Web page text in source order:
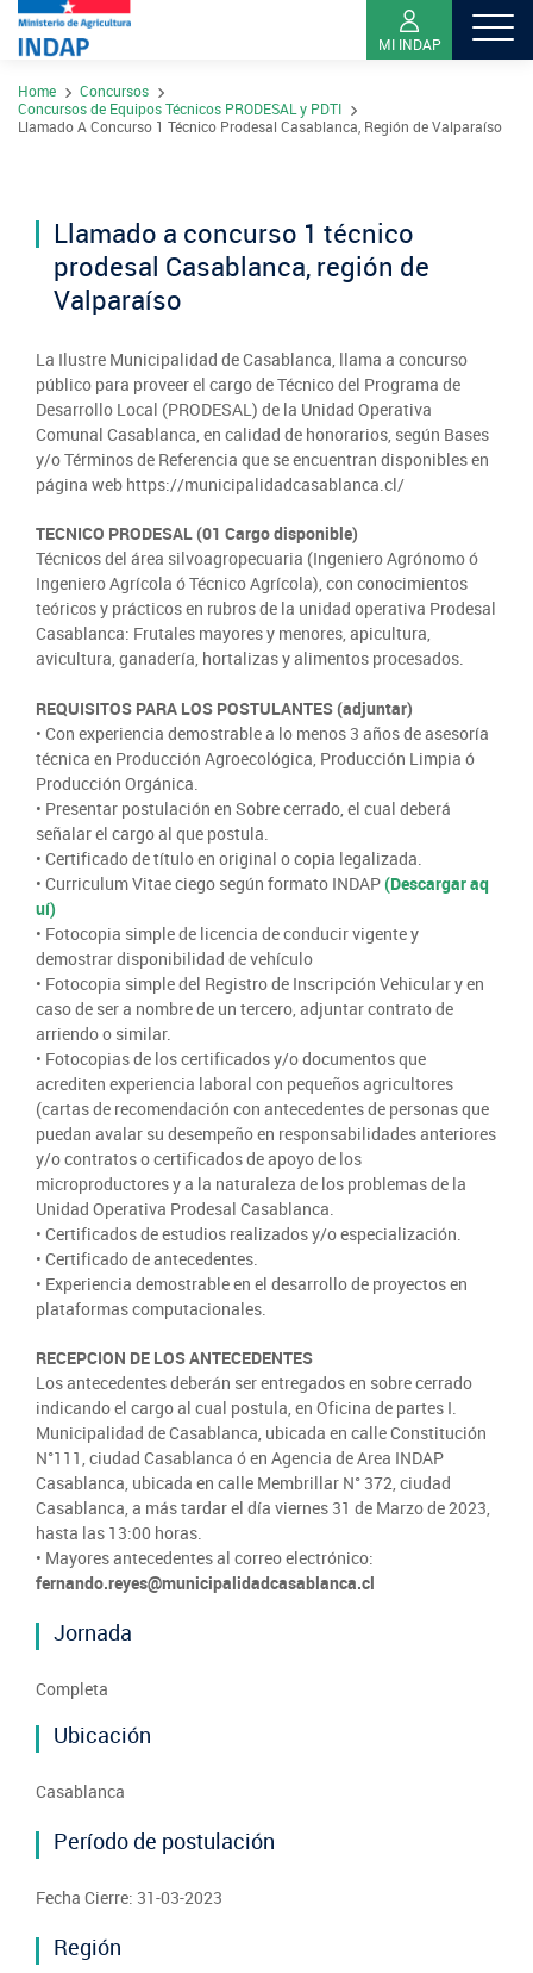
contenido
MI INDAP
Sobre INDAP
Sea usuario INDAP
Gestión y Presupuesto
Registro nacional SIRSD-S
Nómina consultores de Riego
Registro Ley 19.862
Oficina virtual de atención ciudadana
Indicadores de Gestión
Trabaje en INDAP
Programa Desarrollo Territorial Indígena
Programa de Asociatividad Económica
Programa Desarrollo Inversiones - PDI
Programa desarrollo local - Prodesal
Servicio de Asesoría Técnica - SAT
Programa de Alianzas Productivas
Crédito Corto Plazo
Ver todos los Programas
Concursos de Fomento
Red Tiendas Mundo Rural
Sello Manos Campesinas
Mercado Campesinos
Expomundorural
Turismo Rural
SIPAN
Sitios Regionales
Arica y Parinacota
Tarapacá
Antofagasta
Atacama
Coquimbo
Metropolitana
O'Higgins
Maule
Biobío
Los Ríos
Los Lagos
Aysén
Sala de Prensa
Noticias
Videos
Podcast
Seminarios
Biblioteca
Contacto de Prensa
Suscríbase a nuestras noticias
Videos
Podcast
Fotografía
Biblioteca
Nuestras Redes sociales
INDAP Agustinas 1465, Santiago de Chile
Teléfono:+56 2 2303 8000
Home
Concursos
Concursos de Equipos Técnicos PRODESAL y PDTI
Llamado A Concurso 1 Técnico Prodesal Casablanca, Región de Valparaíso
Llamado a concurso 1 técnico
prodesal Casablanca, región de
Valparaíso
La Ilustre Municipalidad de Casablanca, llama a concurso
público para proveer el cargo de Técnico del Programa de
Desarrollo Local (PRODESAL) de la Unidad Operativa
Comunal Casablanca, en calidad de honorarios, según Bases
y/o Términos de Referencia que se encuentran disponibles en
página web https://municipalidadcasablanca.cl/
TECNICO PRODESAL (01 Cargo disponible)
Técnicos del área silvoagropecuaria (Ingeniero Agrónomo ó
Ingeniero Agrícola ó Técnico Agrícola), con conocimientos
teóricos y prácticos en rubros de la unidad operativa Prodesal
Casablanca: Frutales mayores y menores, apicultura,
avicultura, ganadería, hortalizas y alimentos procesados.
REQUISITOS PARA LOS POSTULANTES (adjuntar)
• Con experiencia demostrable a lo menos 3 años de asesoría
técnica en Producción Agroecológica, Producción Limpia ó
Producción Orgánica.
• Presentar postulación en Sobre cerrado, el cual deberá
señalar el cargo al que postula.
• Certificado de título en original o copia legalizada.
• Curriculum Vitae ciego según formato INDAP(Descargar aq
uí)
• Fotocopia simple de licencia de conducir vigente y
demostrar disponibilidad de vehículo
• Fotocopia simple del Registro de Inscripción Vehicular y en
caso de ser a nombre de un tercero, adjuntar contrato de
arriendo o similar.
• Fotocopias de los certificados y/o documentos que
acrediten experiencia laboral con pequeños agricultores
(cartas de recomendación con antecedentes de personas que
puedan avalar su desempeño en responsabilidades anteriores
y/o contratos o certificados de apoyo de los
microproductores y a la naturaleza de los problemas de la
Unidad Operativa Prodesal Casablanca.
• Certificados de estudios realizados y/o especialización.
• Certificado de antecedentes.
• Experiencia demostrable en el desarrollo de proyectos en
plataformas computacionales.
RECEPCION DE LOS ANTECEDENTES
Los antecedentes deberán ser entregados en sobre cerrado
indicando el cargo al cual postula, en Oficina de partes I.
Municipalidad de Casablanca, ubicada en calle Constitución
N°111, ciudad Casablanca ó en Agencia de Area INDAP
Casablanca, ubicada en calle Membrillar N° 372, ciudad
Casablanca, a más tardar el día viernes 31 de Marzo de 2023,
hasta las 13:00 horas.
• Mayores antecedentes al correo electrónico:
fernando.reyes@municipalidadcasablanca.cl
Jornada
Completa
Ubicación
Casablanca
Período de postulación
Fecha Cierre: 31-03-2023
Región